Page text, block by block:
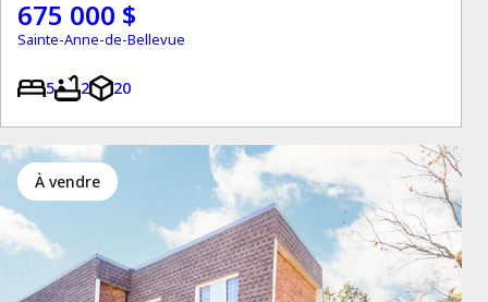
675 000 $
Sainte-Anne-de-Bellevue
5 2 20
à vendre